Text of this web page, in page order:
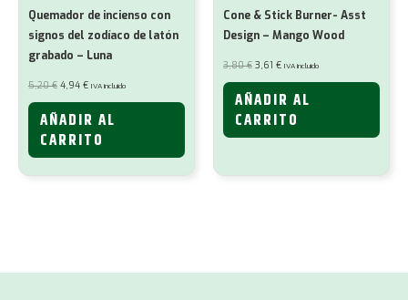
Quemador de incienso con
signos del zodíaco de latón
grabado – Luna
5,20€ El
precio
original
5,20 €.
4,94 €El
actual
4,94 €.
IVA incluido
AÑADIR AL
CARRITO
Cone & Stick Burner- Asst
Design – Mango Wood
3,80€ El
precio
original
3,80 €.
3,61 €El
actual
3,61 €.
IVA incluido
AÑADIR AL
CARRITO